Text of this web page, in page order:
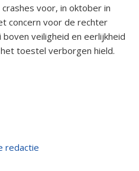
voor, in oktober in
concern voor de rechter
veiligheid en eerlijkheid
toestel verborgen hield.
redactie